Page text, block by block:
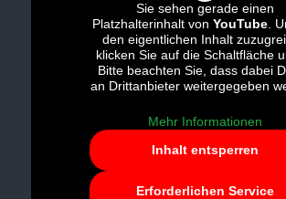
Sie sehen gerade einen
Platzhalterinhalt von YouTube .
den eigentlichen Inhalt
klicken Sie auf die Schaltfläche
Bitte beachten Sie, dass dabei
an Drittanbieter weitergegeben
Mehr Informationen
Inhalt entsperren
Erforderlichen Service